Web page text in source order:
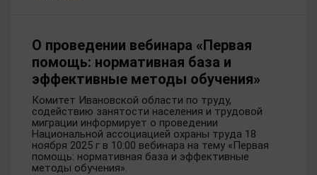
О проведении вебинара «Первая
помощь: нормативная база и
эффективные методы обучения»
Комитет Ивановской области по труду,
содействию занятости населения и трудовой
миграции информирует о проведении
Национальной ассоциацией охраны труда 18
ноября 2025 г в 10:00 вебинара на тему «Первая
помощь: нормативная база и эффективные
методы обучения».